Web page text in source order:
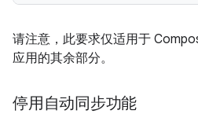
请注意，此要求仅适用于
应用的其余部分。
停用自动同步功能